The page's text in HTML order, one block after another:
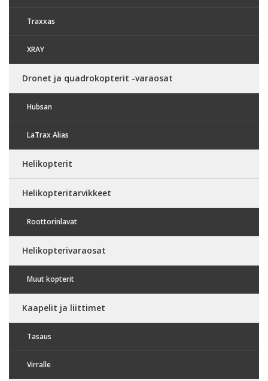
Traxxas
XRAY
Dronet ja quadrokopterit -varaosat
Hubsan
LaTrax Alias
Helikopterit
Helikopteritarvikkeet
Roottorinlavat
Helikopterivaraosat
Muut kopterit
Kaapelit ja liittimet
Tasaus
Virralle